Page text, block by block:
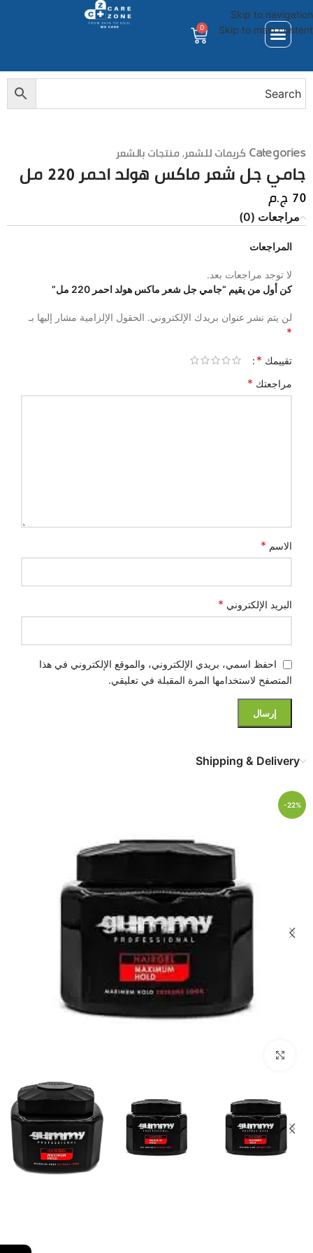
Skip to navigation
Skip to main content
0
Categories كريمات للشعر,منتجات بالشعر
جامي جل شعر ماكس هولد احمر 220 مل
70ج.م
مراجعات (0)
المراجعات
لا توجد مراجعات بعد.
كن أول من يقيم “جامي جل شعر ماكس هولد احمر 220 مل”
لن يتم نشر عنوان بريدك الإلكتروني. الحقول الإلزامية مشار إليها بـ
*
تقييمك *
مراجعتك *
الاسم *
البريد الإلكتروني *
احفظ اسمي، بريدي الإلكتروني، والموقع الإلكتروني في هذا
المتصفح لاستخدامها المرة المقبلة في تعليقي.
Shipping & Delivery
-22%